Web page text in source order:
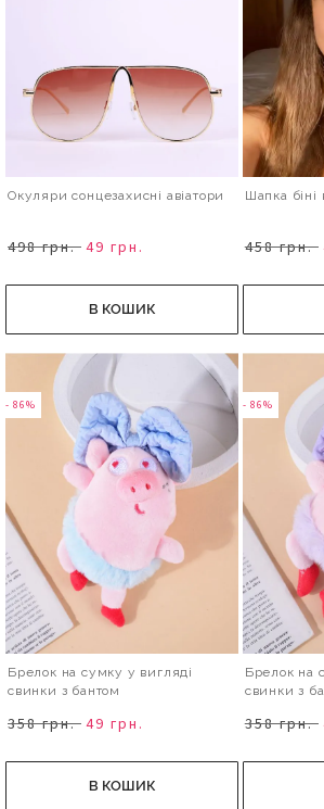
Окуляри сонцезахисні авіатори
498 грн. 49 грн.
В КОШИК
Шапка біні
458 грн.
- 86%
Брелок на сумку у вигляді
свинки з бантом
358 грн. 49 грн.
В КОШИК
- 86%
Брелок на
свинки з
358 грн.